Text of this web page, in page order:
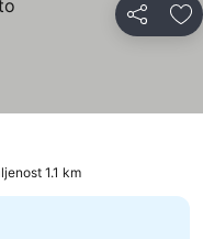
Deli
1.1 km